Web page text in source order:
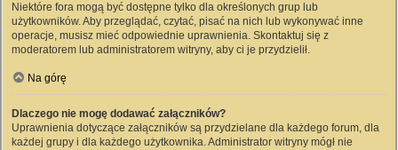
Niektóre fora mogą być dostępne tylko dla określonych grup lub
użytkowników. Aby przeglądać, czytać, pisać na nich lub wykonywać inne
operacje, musisz mieć odpowiednie uprawnienia. Skontaktuj się z
moderatorem lub administratorem witryny, aby ci je przydzielił.
Na górę
Dlaczego nie mogę dodawać załączników?
Uprawnienia dotyczące załączników są przydzielane dla każdego forum, dla
każdej grupy i dla każdego użytkownika. Administrator witryny mógł nie